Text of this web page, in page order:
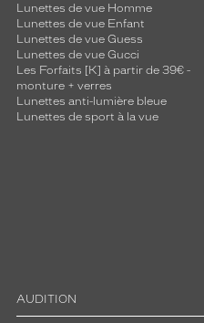
Lunettes de vue Homme
Lunettes de vue Enfant
Lunettes de vue Guess
Lunettes de vue Gucci
Les Forfaits [K] à partir de 39€ -
monture + verres
Lunettes anti-lumière bleue
Lunettes de sport à la vue
AUDITION